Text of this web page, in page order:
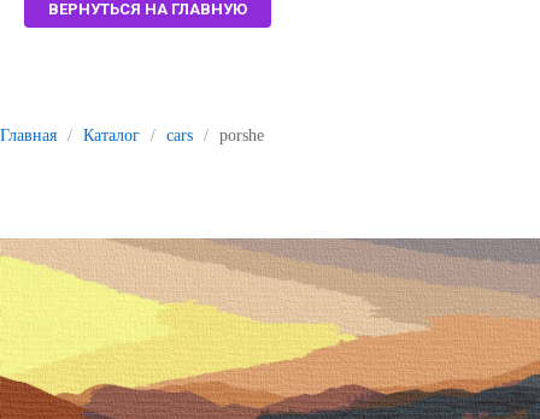
ВЕРНУТЬСЯ НА ГЛАВНУЮ
Главная / Каталог / cars / porshe